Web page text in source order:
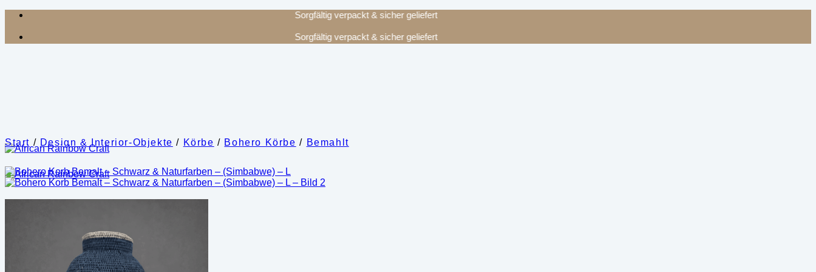
Zum
springen
Sorgfältig verpackt & sicher geliefert
Sorgfältig verpackt & sicher geliefert
Kategorien
Start / Design & Interior-Objekte / Körbe / Bohero Körbe / Bemahlt